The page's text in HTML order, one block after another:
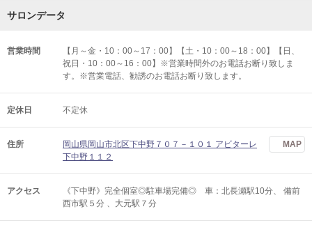
サロンデータ
営業時間
【月～金・10：00～17：00】【土・10：00～18：00】【日、
祝日・10：00～16：00】※営業時間外のお電話お断り致しま
す。※営業電話、勧誘のお電話お断り致します。
定休日 不定休
住所
岡山県岡山市北区下中野７０７－１０１ アビターレ
下中野１１２
MAP
アクセス
《下中野》完全個室◎駐車場完備◎ 車：北長瀬駅10分、 備前
西市駅５分 、大元駅７分